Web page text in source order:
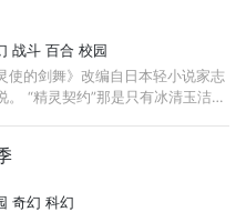
战斗 百合 校园
使的剑舞》改编自日本轻小说家志
“精灵契约”那是只有冰清玉洁的
奇幻 科幻